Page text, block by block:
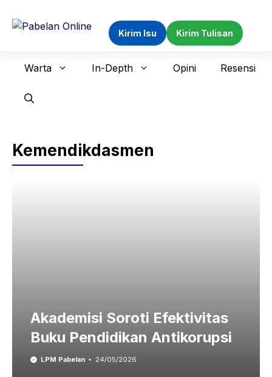
Kirim Isu Kirim Tulisan
Warta In-Depth Opini Resensi
Kemendikdasmen
Akademisi Soroti Efektivitas
Buku Pendidikan Antikorupsi
LPM Pabelan 24/05/2026